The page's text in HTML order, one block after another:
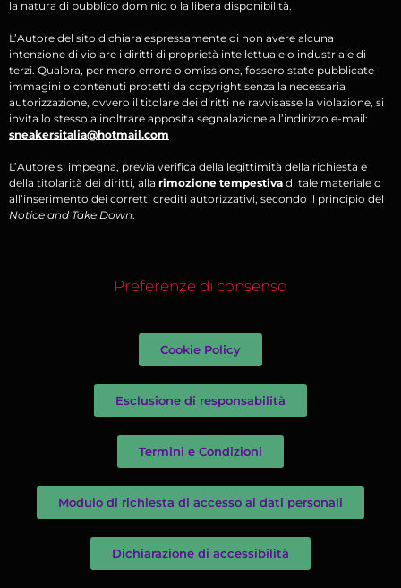
la natura di pubblico dominio o la libera disponibilità.
L’Autore del sito dichiara espressamente di non avere alcuna
intenzione di violare i diritti di proprietà intellettuale o industriale di
terzi. Qualora, per mero errore o omissione, fossero state pubblicate
immagini o contenuti protetti da copyright senza la necessaria
autorizzazione, ovvero il titolare dei diritti ne ravvisasse la violazione, si
invita lo stesso a inoltrare apposita segnalazione all’indirizzo e-mail:
sneakersitalia@hotmail.com
L’Autore si impegna, previa verifica della legittimità della richiesta e
della titolarità dei diritti, alla rimozione tempestiva di tale materiale o
all’inserimento dei corretti crediti autorizzativi, secondo il principio del
Notice and Take Down.
Preferenze di consenso
Cookie Policy
Esclusione di responsabilità
Termini e Condizioni
Modulo di richiesta di accesso ai dati personali
Dichiarazione di accessibilità